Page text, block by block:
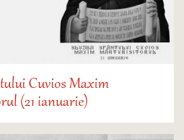
Cuvios Maxim
(21 ianuarie)